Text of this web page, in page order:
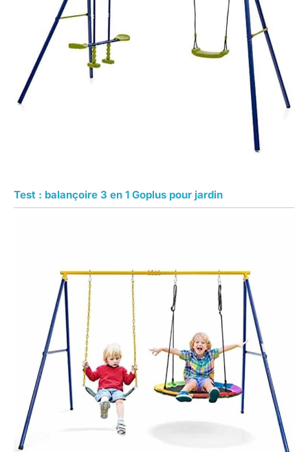
Test : balançoire 3 en 1 Goplus pour jardin